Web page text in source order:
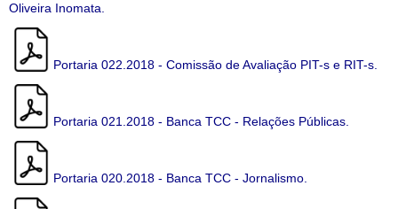
Oliveira Inomata.
Portaria 022.2018 - Comissão de Avaliação PIT-s e RIT-s.
Portaria 021.2018 - Banca TCC - Relações Públicas.
Portaria 020.2018 - Banca TCC - Jornalismo.